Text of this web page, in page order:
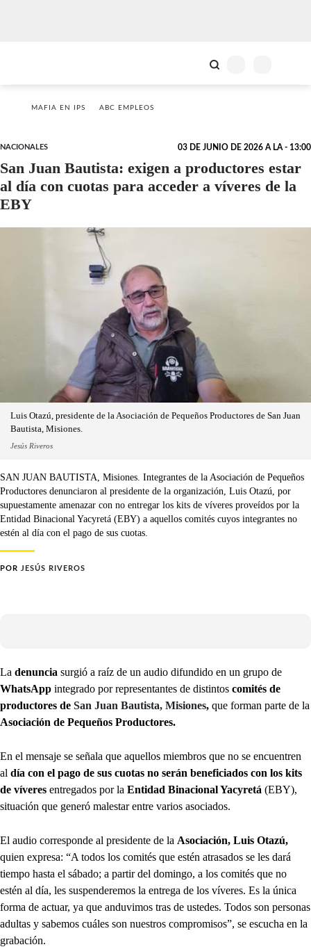
MAFIA EN IPS ABC EMPLEOS
NACIONALES 03 DE JUNIO DE 2026 A LA - 13:00
San Juan Bautista: exigen a productores estar
al día con cuotas para acceder a víveres de la
EBY
Luis Otazú, presidente de la Asociación de Pequeños Productores de San Juan
Bautista, Misiones.
Jesús Riveros
SAN JUAN BAUTISTA, Misiones. Integrantes de la Asociación de Pequeños
Productores denunciaron al presidente de la organización, Luis Otazú, por
supuestamente amenazar con no entregar los kits de víveres proveídos por la
Entidad Binacional Yacyretá (EBY) a aquellos comités cuyos integrantes no
estén al día con el pago de sus cuotas.
POR JESÚS RIVEROS
La denuncia surgió a raíz de un audio difundido en un grupo de
WhatsApp integrado por representantes de distintos comités de
productores de San Juan Bautista, Misiones, que forman parte de la
Asociación de Pequeños Productores.
En el mensaje se señala que aquellos miembros que no se encuentren
al día con el pago de sus cuotas no serán beneficiados con los kits
de víveres entregados por la Entidad Binacional Yacyretá (EBY),
situación que generó malestar entre varios asociados.
El audio corresponde al presidente de la Asociación, Luis Otazú,
quien expresa: “A todos los comités que estén atrasados se les dará
tiempo hasta el sábado; a partir del domingo, a los comités que no
estén al día, les suspenderemos la entrega de los víveres. Es la única
forma de actuar, ya que anduvimos tras de ustedes. Todos son personas
adultas y sabemos cuáles son nuestros compromisos”, se escucha en la
grabación.